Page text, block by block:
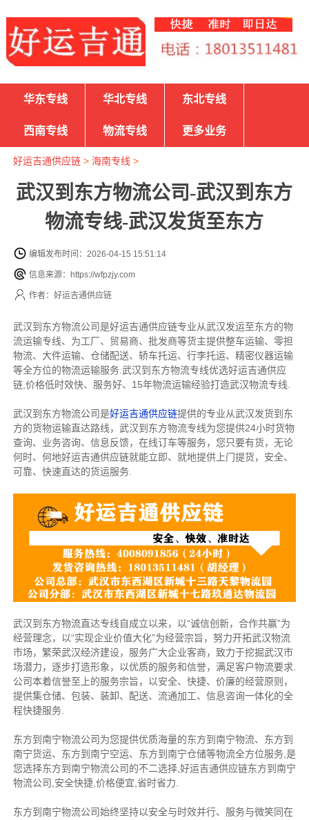
华东专线 华北专线 东北专线
西南专线 物流专线 更多业务
好运吉通供应链> 海南专线 >
武汉到东方物流公司-武汉到东方
物流专线-武汉发货至东方
编辑发布时间：2026-04-15 15:51:14
信息来源：https://wfpzjy.com
作者：好运吉通供应链
武汉到东方物流公司是好运吉通供应链专业从武汉发运至东方的物
流运输专线、为工厂、贸易商、批发商等货主提供整车运输、零担
物流、大件运输、仓储配送、轿车托运、行李托运、精密仪器运输
等全方位的物流运输服务.武汉到东方物流专线优选好运吉通供应
链,价格低时效快、服务好、15年物流运输经验打造武汉物流专线.
武汉到东方物流公司是好运吉通供应链提供的专业从武汉发货到东
方的货物运输直达路线，武汉到东方物流专线为您提供24小时货物
查询、业务咨询、信息反馈，在线订车等服务，您只要有货，无论
何时、何地好运吉通供应链就能立即、就地提供上门提货，安全、
可靠、快速直达的货运服务.
武汉到东方物流直达专线自成立以来，以“诚信创新，合作共赢”为
经营理念，以“实现企业价值大化”为经营宗旨，努力开拓武汉物流
市场，繁荣武汉经济建设，服务广大企业客商，致力于挖掘武汉市
场潜力，逐步打造形象，以优质的服务和信誉，满足客户物流要求.
公司本着信誉至上的服务宗旨，以安全、快捷、价廉的经营原则，
提供集仓储、包装、装卸、配送、流通加工、信息咨询一体化的全
程快捷服务.
东方到南宁物流公司为您提供优质海量的东方到南宁物流、东方到
南宁货运、东方到南宁空运、东方到南宁仓储等物流全方位服务,是
您选择东方到南宁物流公司的不二选择,好运吉通供应链东方到南宁
物流公司,安全快捷,价格便宜,省时省力.
东方到南宁物流公司始终坚持以安全与时效并行、服务与微笑同在